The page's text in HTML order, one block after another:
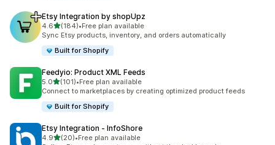
Etsy Integration by shopUpz
4.6เต็ม 5 ดาว
(184)
ทั้งหมด 184 รีวิว
•Free plan available
Sync Etsy products, inventory, and orders automatically
Built for Shopify
Feedyio: Product XML Feeds
5.0เต็ม 5 ดาว
(101)
ทั้งหมด 101 รีวิว
•Free plan available
Connect to marketplaces by creating optimized product feeds
Built for Shopify
Etsy Integration ‑ InfoShore
4.9เต็ม 5 ดาว
(20)
ทั้งหมด 20 รีวิว
•Free plan available